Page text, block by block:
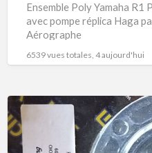
Ensemble Poly Yamaha
avec pompe réplica Haga
Aérographe
6539 vues totales, 4 aujourd'hui
Bouchon
Réservoir
Kawasaki